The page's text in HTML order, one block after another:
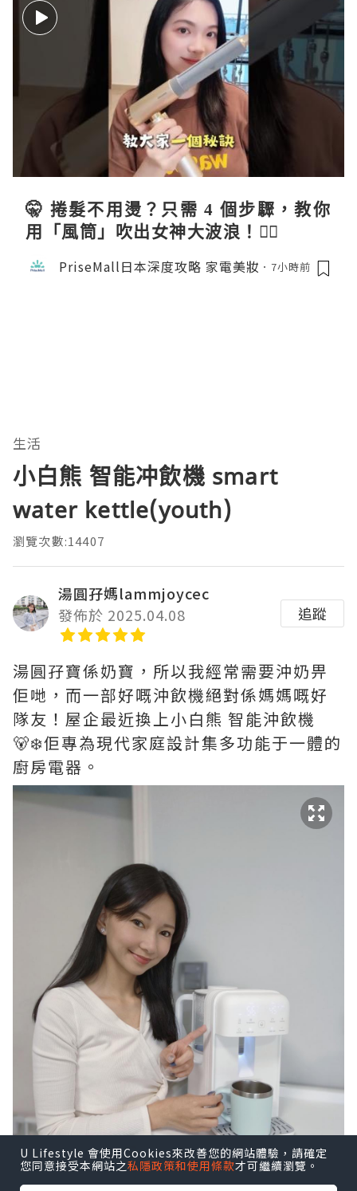
🤫 捲髮不用燙？只需 4 個步驟，教你
用「風筒」吹出女神大波浪！💇‍♀️
PriseMall日本深度攻略 家電美妝 7小時前
生活
小白熊 智能冲飲機 smart
water kettle(youth)
瀏覽次數:14407
湯圓孖媽lammjoycec
發佈於 2025.04.08
追蹤
湯圓孖寶係奶寶，所以我經常需要沖奶畀
佢哋，而一部好嘅沖飲機絕對係媽媽嘅好
隊友！屋企最近換上小白熊 智能沖飲機
🐻‍❄️佢專為現代家庭設計集多功能于一體的
廚房電器。
U Lifestyle 會使用Cookies來改善您的網站體驗，請確定
您同意接受本網站之私隱政策和使用條款才可繼續瀏覽。